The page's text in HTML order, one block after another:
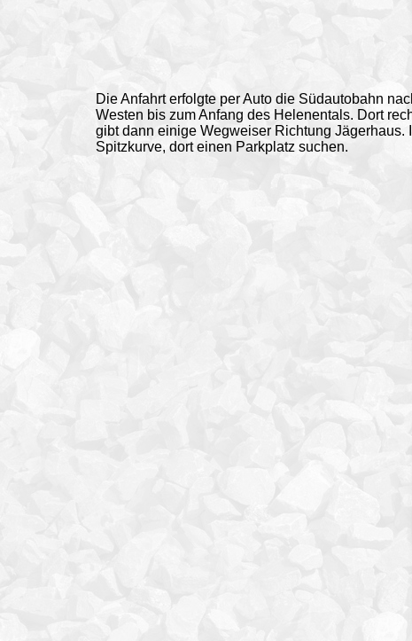
Die Anfahrt erfolgte per Auto die Südautobahn
Westen bis zum Anfang des Helenentals. Dort
gibt dann einige Wegweiser Richtung Jägerhaus.
Spitzkurve, dort einen Parkplatz suchen.